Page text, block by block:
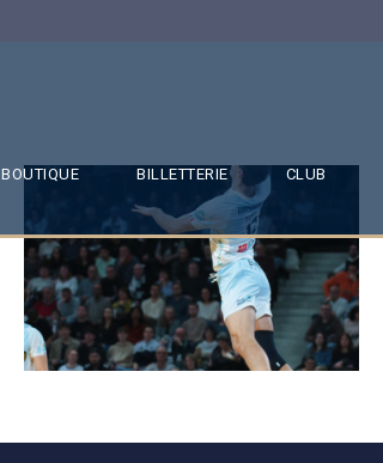
BOUTIQUE BILLETTERIE CLUB
SAISON 24/25-11